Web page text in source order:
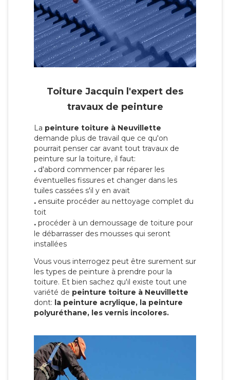
Toiture Jacquin l'expert des
travaux de peinture
La peinture toiture à Neuvillette
demande plus de travail que ce qu'on
pourrait penser car avant tout travaux de
peinture sur la toiture, il faut:
. d'abord commencer par réparer les
éventuelles fissures et changer dans les
tuiles cassées s'il y en avait
. ensuite procéder au nettoyage complet du
toit
. procéder à un demoussage de toiture pour
le débarrasser des mousses qui seront
installées
Vous vous interrogez peut être surement sur
les types de peinture à prendre pour la
toiture. Et bien sachez qu'il existe tout une
variété de peinture toiture à Neuvillette
dont: la peinture acrylique, la peinture
polyuréthane, les vernis incolores.